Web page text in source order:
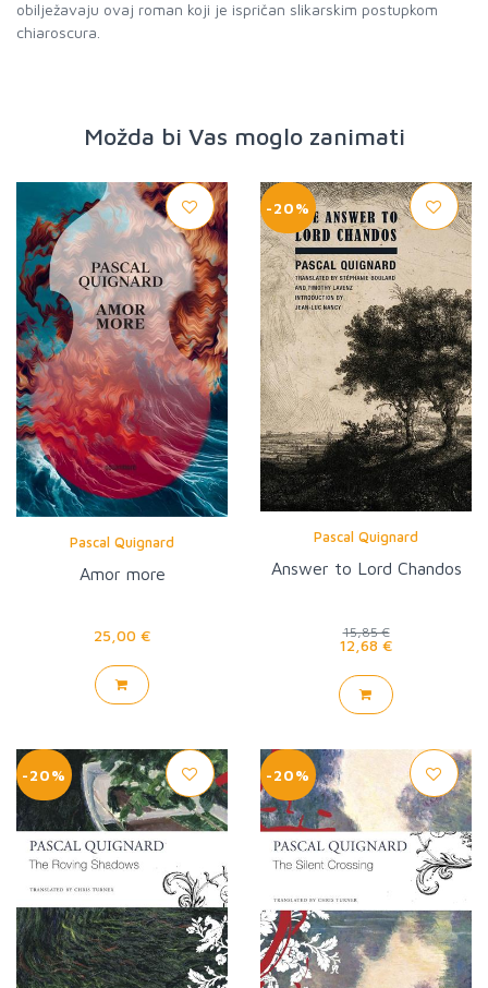
obilježavaju ovaj roman koji je ispričan slikarskim postupkom
chiaroscura.
Možda bi Vas moglo zanimati
Pascal Quignard
Amor more
25,00 €
-20%
Pascal Quignard
Answer to Lord Chandos
15,85 €
12,68 €
-20% -20%